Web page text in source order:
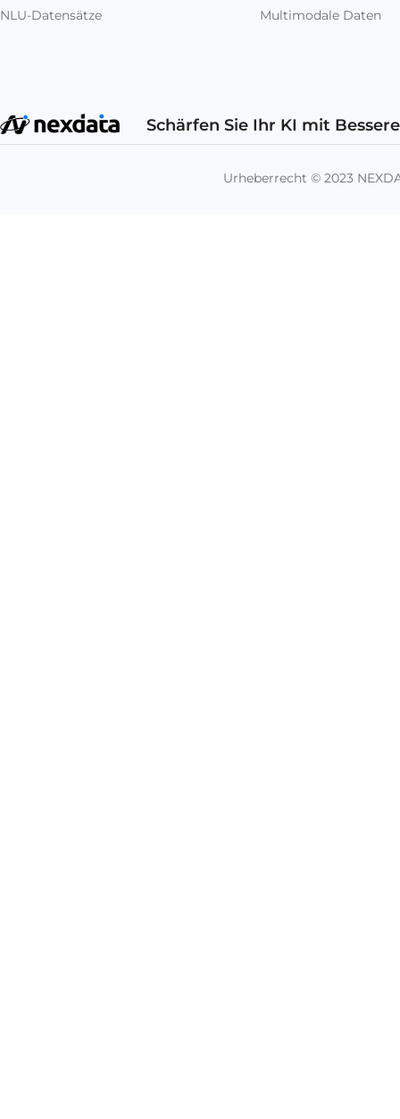
NLU-Datensätze Multimodale Daten
Schärfen Sie Ihr KI mit
Urheberrecht © 2023